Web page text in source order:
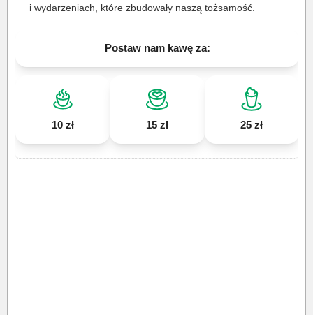
i wydarzeniach, które zbudowały naszą tożsamość.
Postaw nam kawę za:
10 zł 15 zł 25 zł